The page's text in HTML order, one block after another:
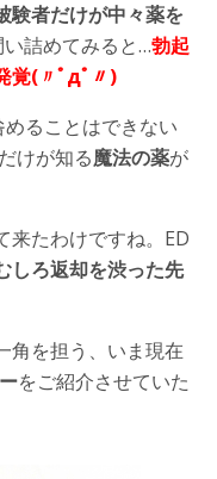
験者だけが中々薬を
詰めてみると…勃起
覚(〃ﾟдﾟ〃)
ることはできない
けが知る魔法の薬が
来たわけですね。ED
しろ返却を渋った先
角を担う、いま現在
をご紹介させていた